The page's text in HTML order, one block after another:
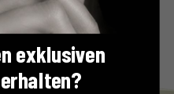
exklusiven